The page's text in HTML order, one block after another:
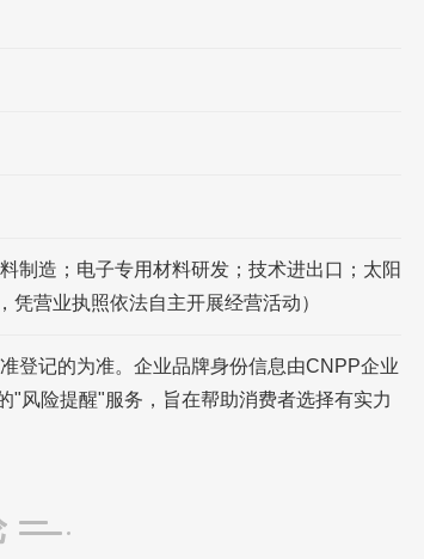
制造；电子专用材料研发；技术进出口；太阳
营业执照依法自主开展经营活动）
登记的为准。企业品牌身份信息由CNPP企业
"风险提醒"服务，旨在帮助消费者选择有实力